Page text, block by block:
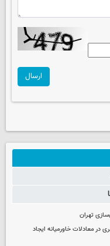
ارسال
تهران
معادلات خاورمیانه ایجاد